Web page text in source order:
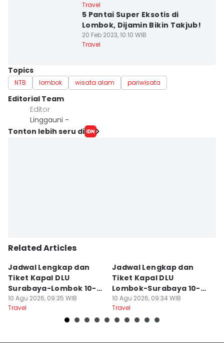
Travel
5 Pantai Super Eksotis di
Lombok, Dijamin Bikin Takjub!
20 Feb 2023, 10:10 WIB
Travel
Topics
NTB lombok wisata alam pariwisata
Editorial Team
Editor
Linggauni -
Tonton lebih seru di
Related Articles
Jadwal Lengkap dan
Tiket Kapal DLU
Surabaya-Lombok 10-16
Agustus 2026
10 Agu 2026, 09:35 WIB
Travel
Jadwal Lengkap dan
Tiket Kapal DLU
Lombok-Surabaya 10-16
Agustus 2026
10 Agu 2026, 09:34 WIB
Travel